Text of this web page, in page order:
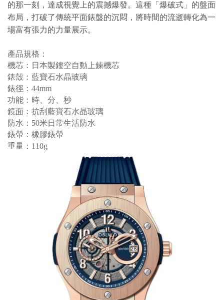
的那一刻，達成視覺上的震撼爆發。這種「爆破式」的盤面
布局，打破了傳統平面錶盤的沉悶，將時間的流逝轉化為一
場富有張力的力量展示。
產品規格：
機芯：日本製鏤空自動上鍊機芯
錶殼：藍寶石水晶玻璃
錶徑：44mm
功能：時、分 、秒
鏡面：抗刮藍寶石水晶玻璃
防水：50米日常生活防水
錶帶：橡膠錶帶
重量：110g